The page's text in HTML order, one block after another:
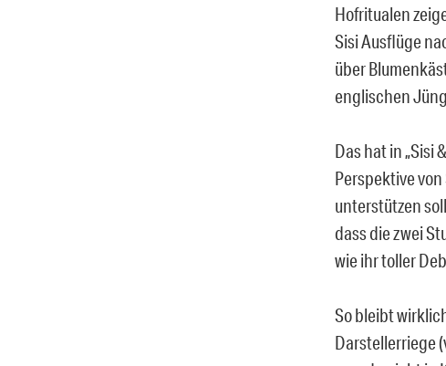
Hofritualen
Sisi Ausflüge
über
englischen
Das hat in „Sisi
Perspektive
unterstützen
dass die zwei
wie ihr toller
So bleibt
Darstellerriege